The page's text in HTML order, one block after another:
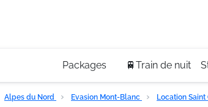
Packages 🚆Train de nuit
Alpes du Nord Evasion Mont-Blanc Location